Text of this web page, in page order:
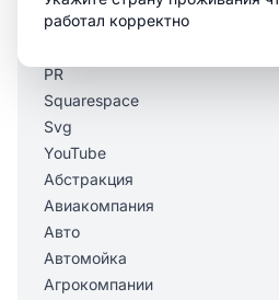
работал корректно
Hand Made
PR
Squarespace
Svg
YouTube
Абстракция
Авиакомпания
Авто
Автомойка
Агрокомпании